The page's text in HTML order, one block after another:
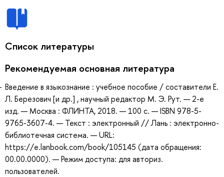
Список литературы
Рекомендуемая основная литература
Введение в языкознание : учебное пособие / составители Е.
Л. Березович [и др.] , научный редактор М. Э. Рут. — 2-е
изд. — Москва : ФЛИНТА, 2018. — 100 с. — ISBN 978-5-
9765-3607-4. — Текст : электронный // Лань : электронно-
библиотечная система. — URL:
https://e.lanbook.com/book/105145 (дата обращения:
00.00.0000). — Режим доступа: для авториз.
пользователей.